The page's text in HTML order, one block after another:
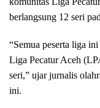
berlangsung 12 seri
“Semua peserta liga
Liga Pecatur Aceh
seri,” ujar jurnalis
ini.